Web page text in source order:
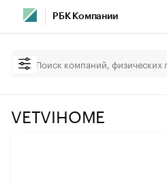
РБК Компании
VETVIHOME